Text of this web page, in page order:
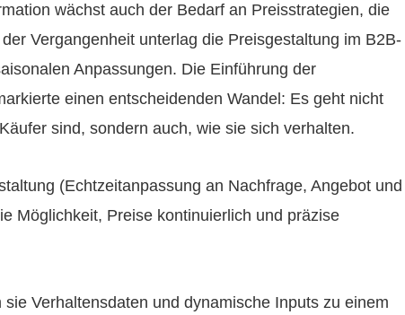
wächst auch der Bedarf an Preisstrategien, die
Vergangenheit unterlag die Preisgestaltung im B2B-
Anpassungen. Die Einführung der
einen entscheidenden Wandel: Es geht nicht
sind, sondern auch, wie sie sich verhalten.
(Echtzeitanpassung an Nachfrage, Angebot und
Möglichkeit, Preise kontinuierlich und präzise
Verhaltensdaten und dynamische Inputs zu einem